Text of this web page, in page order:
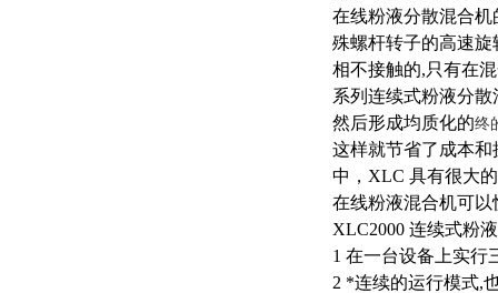
在线粉液分散混合
殊螺杆转子的高速
相不接触的,只有在
系列连续式粉液分
然后形成均质化的终
这样就节省了成本
中，XLC 具有很大
在线粉液混合机可
XLC2000 连续式粉
1 在一台设备上实行
2 *连续的运行模式,